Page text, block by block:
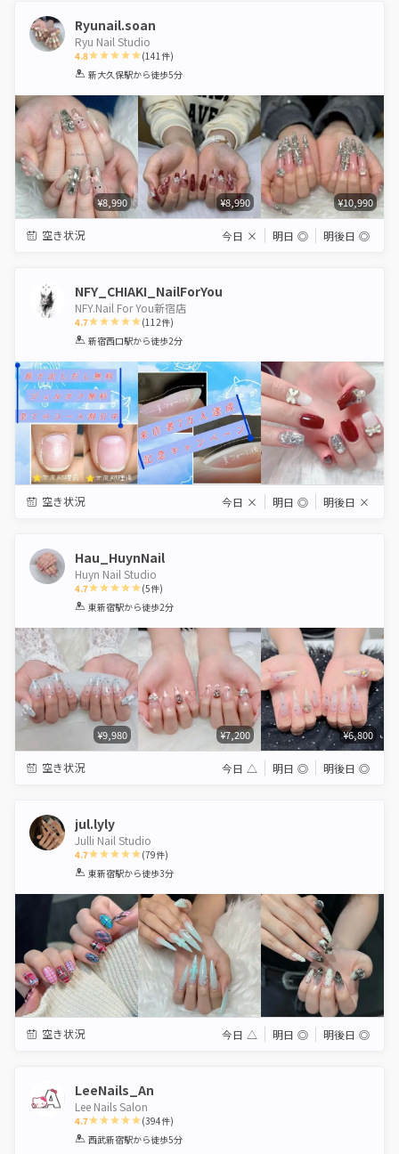
Ryunail.soan
Ryu Nail Studio
4.8
1 2 3 4 5
(141件)
新大久保駅から徒歩5分
¥8,990 ¥8,990 ¥10,990
空き状況 今日 × 明日 ◎ 明後日 ◎
NFY_CHIAKI_NailForYou
NFY.Nail For You新宿店
4.7
1 2 3 4 5
(112件)
新宿西口駅から徒歩2分
空き状況 今日 × 明日 ◎ 明後日 ×
Hau_HuynNail
Huyn Nail Studio
4.7
1 2 3 4 5
(5件)
東新宿駅から徒歩2分
¥9,980 ¥7,200 ¥6,800
空き状況 今日 △ 明日 ◎ 明後日 ◎
jul.lyly
Julli Nail Studio
4.7
1 2 3 4 5
(79件)
東新宿駅から徒歩3分
空き状況 今日 △ 明日 ◎ 明後日 ◎
LeeNails_An
Lee Nails Salon
4.7
1 2 3 4 5
(394件)
西武新宿駅から徒歩5分